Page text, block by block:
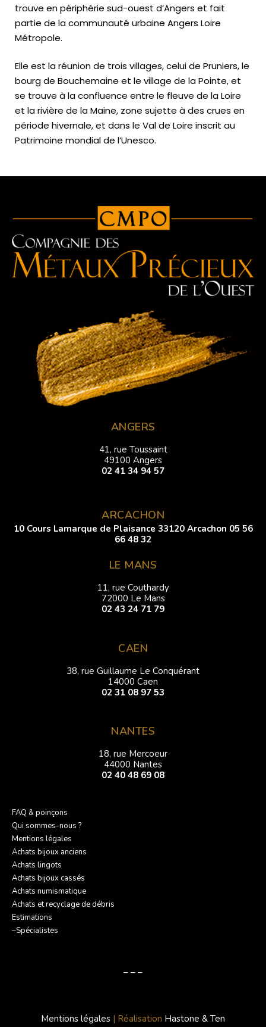
trouve en périphérie sud-ouest d’Angers et fait
partie de la communauté urbaine Angers Loire
Métropole.
Elle est la réunion de trois villages, celui de Pruniers, le
bourg de Bouchemaine et le village de la Pointe, et
se trouve à la confluence entre le fleuve de la Loire
et la rivière de la Maine, zone sujette à des crues en
période hivernale, et dans le Val de Loire inscrit au
Patrimoine mondial de l’Unesco.
ANGERS
41, rue Toussaint
49100 Angers
02 41 34 94 57
ARCACHON
10 Cours Lamarque de Plaisance 33120 Arcachon 05 56
66 48 32
LE MANS
11, rue Couthardy
72000 Le Mans
02 43 24 71 79
CAEN
38, rue Guillaume Le Conquérant
14000 Caen
02 31 08 97 53
NANTES
18, rue Mercoeur
44000 Nantes
02 40 48 69 08
FAQ & poinçons
Qui sommes-nous ?
Mentions légales
Achats bijoux anciens
Achats lingots
Achats bijoux cassés
Achats numismatique
Achats et recyclage de débris
Estimations
–Spécialistes
– – –
Mentions légales | Réalisation Hastone & Ten